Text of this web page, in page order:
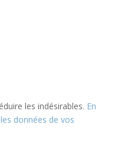
les indésirables. En
données de vos